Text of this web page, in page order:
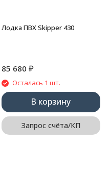
Лодка ПВХ Skipper 430
85 680 ₽
Осталась 1 шт.
В корзину
Запрос счёта/КП